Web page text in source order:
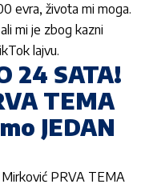
evra, života mi moga.
mi je zbog kazni
lajvu.
24 SATA!
TEMA
JEDAN
PRVA TEMA